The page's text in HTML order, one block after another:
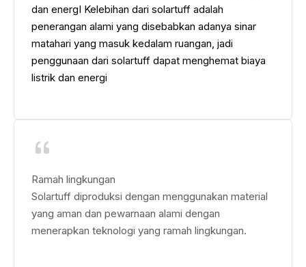
dan energI Kelebihan dari solartuff adalah
penerangan alami yang disebabkan adanya sinar
matahari yang masuk kedalam ruangan, jadi
penggunaan dari solartuff dapat menghemat biaya
listrik dan energi
Ramah lingkungan
Solartuff diproduksi dengan menggunakan material
yang aman dan pewarnaan alami dengan
menerapkan teknologi yang ramah lingkungan.